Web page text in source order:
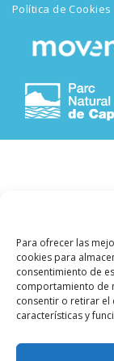
Para ofrecer las
cookies para
consentimiento de
comportamiento de
consentir o retirar el
características y
Política de Cookies